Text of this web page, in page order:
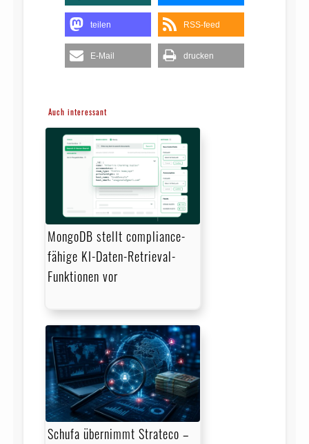
teilen RSS-feed
E-Mail drucken
Auch interessant
MongoDB stellt compliance-
fähige KI-Daten-Retrieval-
Funktionen vor
Schufa übernimmt Strateco –